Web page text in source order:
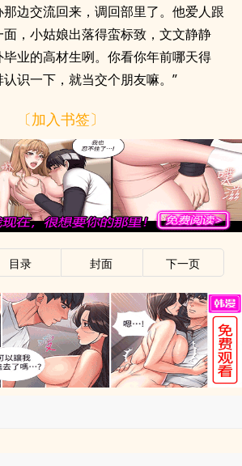
边交流回来，调回部里了。他爱人跟
，小姑娘出落得蛮标致，文文静静
业的高材生咧。你看你年前哪天得
识一下，就当交个朋友嘛。”
〔加入书签〕
目录 封面 下一页